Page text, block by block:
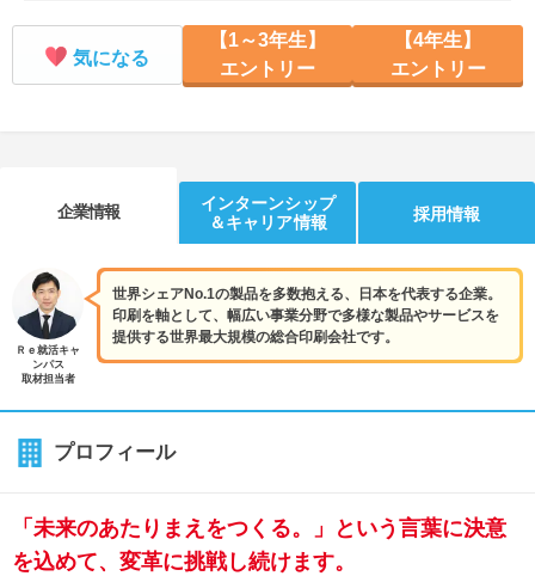
気になる
【1～3年生】
エントリー
【4年生】
エントリー
企業情報
インターンシップ
＆キャリア情報
採用情報
世界シェアNo.1の製品を多数抱える、日本を代表する企業。
印刷を軸として、幅広い事業分野で多様な製品やサービスを
提供する世界最大規模の総合印刷会社です。
Ｒｅ就活キャ
ンパス
取材担当者
プロフィール
「未来のあたりまえをつくる。」という言葉に決意
を込めて、変革に挑戦し続けます。